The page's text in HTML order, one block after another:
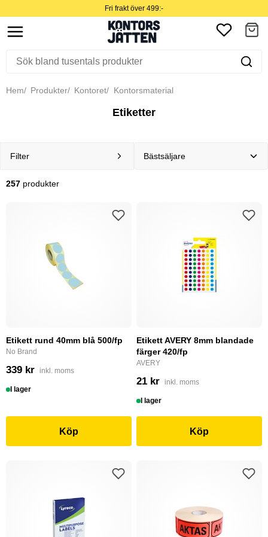
Fri frakt över 499:-
Hem Produkter Kontoret Kontorsmaterial
Etiketter
Filter
257 produkter
Etikett rund 40mm blå 500/fp
No Brand
339 kr inkl. moms
I lager
Köp
Etikett AVERY 8mm blandade
färger 420/fp
AVERY
21 kr inkl. moms
I lager
Köp